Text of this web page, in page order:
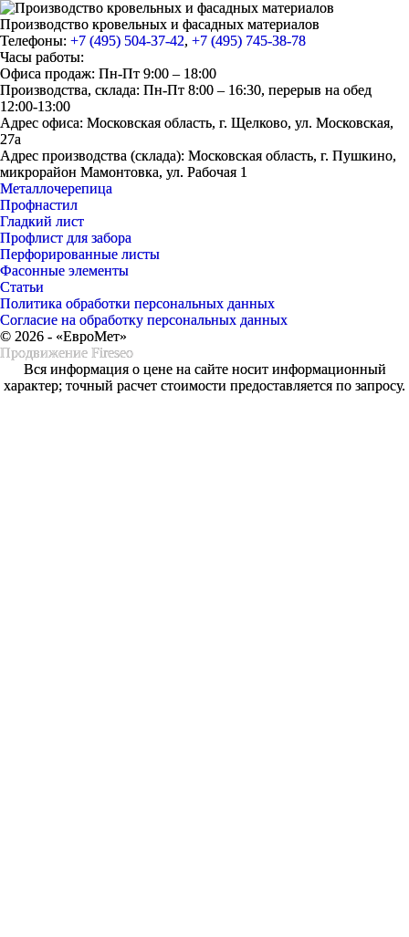
Производство кровельных и фасадных материалов
Телефоны: +7 (495) 504-37-42, +7 (495) 745-38-78
Часы работы:
Офиса продаж: Пн-Пт 9:00 – 18:00
Производства, склада: Пн-Пт 8:00 – 16:30, перерыв на обед
12:00-13:00
Адрес офиса: Московская область, г. Щелково, ул. Московская,
27а
Адрес производства (склада): Московская область, г. Пушкино,
микрорайон Мамонтовка, ул. Рабочая 1
Металлочерепица
Профнастил
Гладкий лист
Профлист для забора
Перфорированные листы
Фасонные элементы
Статьи
Политика обработки персональных данных
Согласие на обработку персональных данных
© 2026 - «ЕвроМет»
Продвижение Fireseo
Вся информация о цене на сайте носит информационный
характер; точный расчет стоимости предоставляется по запросу.